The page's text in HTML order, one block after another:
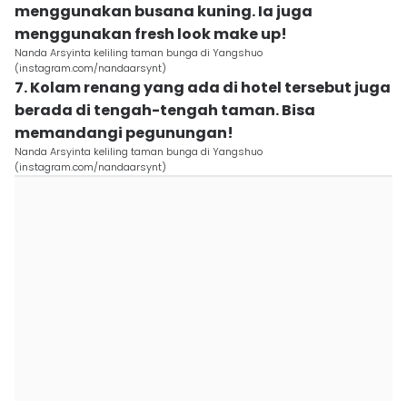
menggunakan busana kuning. Ia juga
menggunakan fresh look make up!
Nanda Arsyinta keliling taman bunga di Yangshuo
(instagram.com/nandaarsynt)
7. Kolam renang yang ada di hotel tersebut juga
berada di tengah-tengah taman. Bisa
memandangi pegunungan!
Nanda Arsyinta keliling taman bunga di Yangshuo
(instagram.com/nandaarsynt)